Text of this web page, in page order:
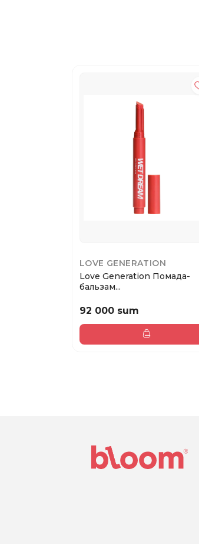
LOVE GENERATION
Love Generation Помада-
бальзам...
92 000 sum